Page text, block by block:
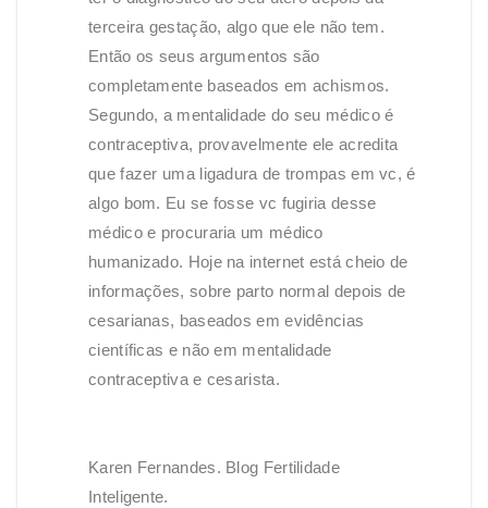
terceira gestação, algo que ele não tem.
Então os seus argumentos são
completamente baseados em achismos.
Segundo, a mentalidade do seu médico é
contraceptiva, provavelmente ele acredita
que fazer uma ligadura de trompas em vc, é
algo bom. Eu se fosse vc fugiria desse
médico e procuraria um médico
humanizado. Hoje na internet está cheio de
informações, sobre parto normal depois de
cesarianas, baseados em evidências
científicas e não em mentalidade
contraceptiva e cesarista.
Karen Fernandes. Blog Fertilidade
Inteligente.